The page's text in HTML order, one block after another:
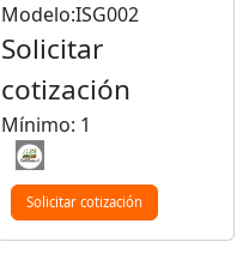
Modelo:ISG002
Solicitar
cotización
Mínimo: 1
Solicitar cotización